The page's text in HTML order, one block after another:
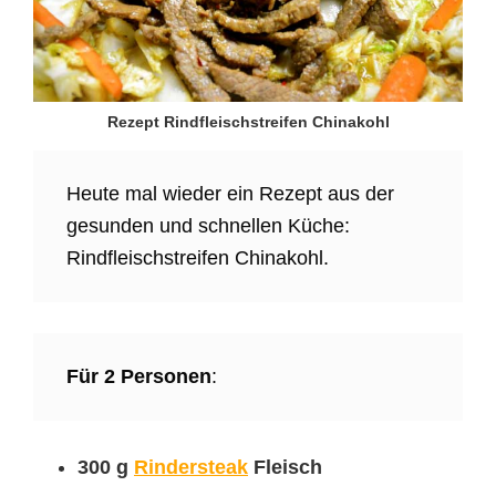
Rezept Rindfleischstreifen Chinakohl
Heute mal wieder ein Rezept aus der
gesunden und schnellen Küche:
Rindfleischstreifen Chinakohl.
Für 2 Personen:
300 g Rindersteak Fleisch